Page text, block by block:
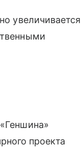
увеличивается
проекта